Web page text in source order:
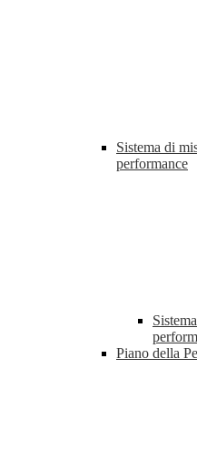
Sistema di
performance
Piano della